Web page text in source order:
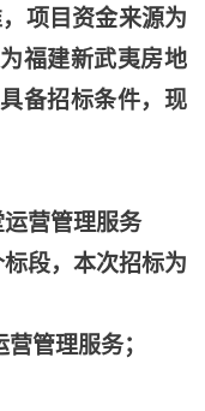
项目资金来源为
福建新武夷房地
备招标条件，现
营管理服务
标段，本次招标为
管理服务；